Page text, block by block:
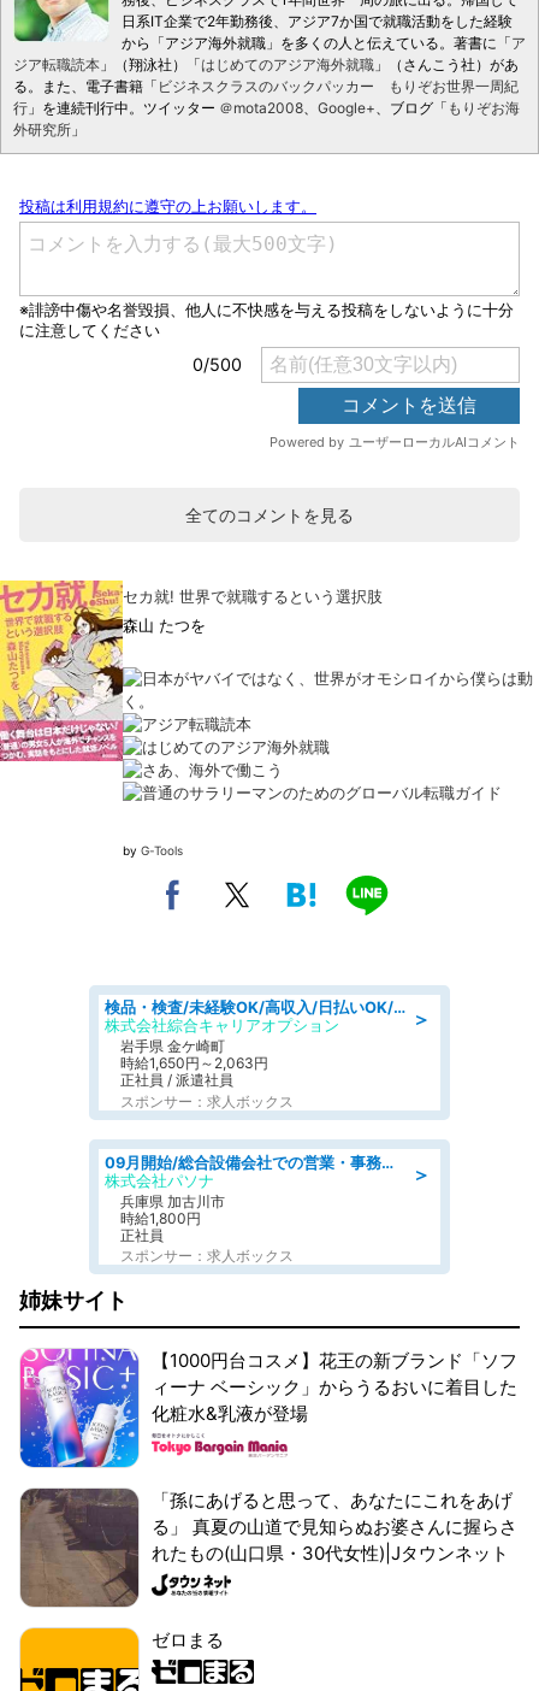
日系IT企業で2年勤務後、アジア7か国で就職活動をした経験
から「アジア海外就職」を多くの人と伝えている。著書に「ア
ジア転職読本 」（翔泳社）「はじめてのアジア海外就職 」（さんこう社）があ
る。また、電子書籍「 ビジネスクラスのバックパッカー もりぞお世界一周紀
行 」を連続刊行中。ツイッター ＠mota2008、 Google+、ブログ「 もりぞお海
外研究所 」
全てのコメントを見る
セカ就! 世界で就職するという選択肢
森山 たつを
by G-Tools
＞
検品・検査/未経験OK/高収入/日払いOK/交替制/20・30・40代活躍中
株式会社綜合キャリアオプション
岩手県 金ケ崎町
時給1,650円～2,063円
正社員 / 派遣社員
スポンサー：求人ボックス
＞
09月開始/総合設備会社での営業・事務のお仕事/車通勤可/賞与あり/営業/営業事務
株式会社パソナ
兵庫県 加古川市
時給1,800円
正社員
スポンサー：求人ボックス
姉妹サイト
【1000円台コスメ】花王の新ブランド「ソフ
ィーナ ベーシック」からうるおいに着目した
化粧水&乳液が登場
「孫にあげると思って、あなたにこれをあげ
る」 真夏の山道で見知らぬお婆さんに握らさ
れたもの(山口県・30代女性)|Jタウンネット
ゼロまる